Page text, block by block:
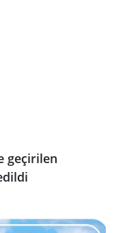
geçirilen